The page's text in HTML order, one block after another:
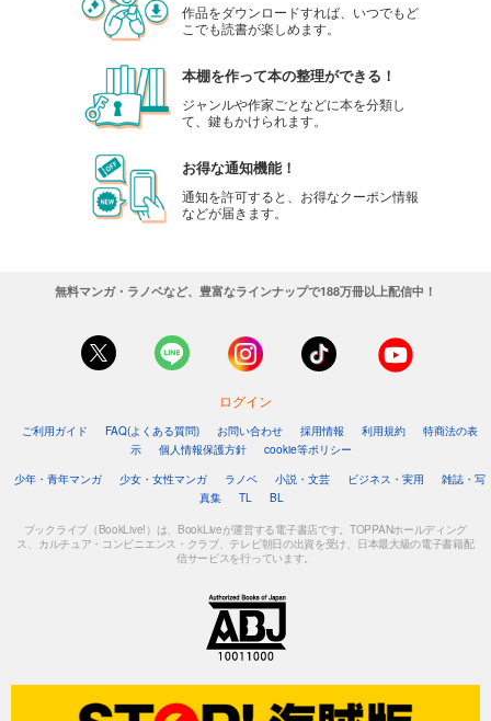
作品をダウンロードすれば、いつでもど
こでも読書が楽しめます。
本棚を作って本の整理ができる！
ジャンルや作家ごとなどに本を分類し
て、鍵もかけられます。
お得な通知機能！
通知を許可すると、お得なクーポン情報
などが届きます。
無料マンガ・ラノベなど、豊富なラインナップで188万冊以上配信中！
ログイン
ご利用ガイド FAQ(よくある質問) お問い合わせ 採用情報 利用規約
特商法の表
示
個人情報保護方針
cookie等ポリシー
少年・青年マンガ
少女・女性マンガ ラノベ 小説・文芸 ビジネス・実用
雑誌・写
真集
TL BL
ブックライブ（BookLive!）は、BookLiveが運営する電子書店です。TOPPANホールディング
ス、カルチュア・コンビニエンス・クラブ、テレビ朝日の出資を受け、日本最大級の電子書籍配
信サービスを行っています。